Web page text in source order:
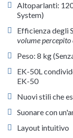
Altoparlanti:
System)
Efficienza degli
volume percepito
Peso: 8 kg
EK-50L
EK-50
Nuovi stili che
Suonare con
Layout intuitivo